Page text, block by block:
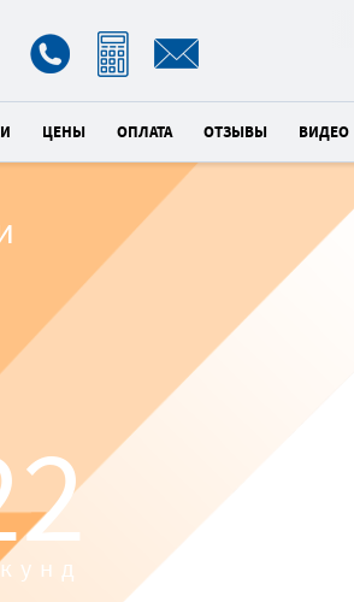
ЦЕНЫ ОПЛАТА ОТЗЫВЫ ВИДЕО